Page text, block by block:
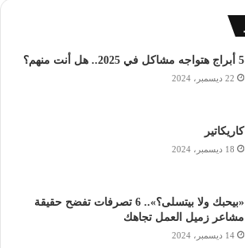
5 أبراج هتواجه مشاكل في 2025.. هل أنت منهم؟
22 ديسمبر، 2024
كاريكاتير
18 ديسمبر، 2024
«بيحبك ولا بيتسلى؟».. 6 تصرفات تفضح حقيقة
مشاعر زميل العمل تجاهك
14 ديسمبر، 2024